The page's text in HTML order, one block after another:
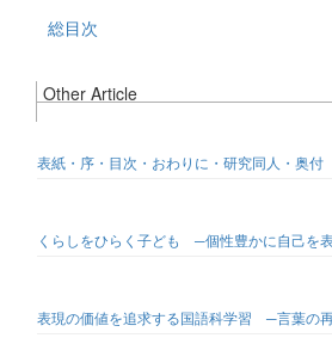
総目次
Other Article
表紙・序・目次・おわりに・研究同人・奥付
くらしをひらく子ども ─個性豊かに自己を
表現の価値を追求する国語科学習 ─言葉の